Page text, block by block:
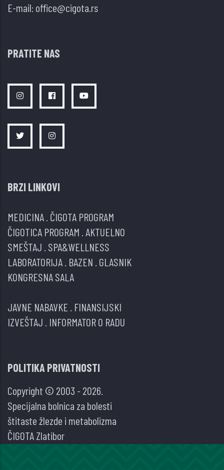
E-mail: office@cigota.rs
PRATITE NAS
BRZI LINKOVI
MEDICINA ČIGOTA PROGRAM
ČIGOTICA PROGRAM AKTUELNO
SMEŠTAJ SPA&WELLNESS
LABORATORIJA BAZEN GLASNIK
KONGRESNA SALA
JAVNE NABAVKE FINANSIJSKI
IZVEŠTAJ INFORMATOR O RADU
POLITIKA PRIVATNOSTI
Copyright © 2003 - 2026.
Specijalna bolnica za bolesti
štitaste žlezde i metabolizma
ČIGOTA Zlatibor